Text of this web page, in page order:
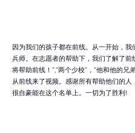
因为我们的孩子都在前线。从一开始，
兵师。在志愿者的帮助下，我们了解了前
将帮助前线！”,”两个少校”，”他和他的兄
从前线来了视频。感谢所有帮助他们的
很自豪能在这个名单上。一切为了胜利!